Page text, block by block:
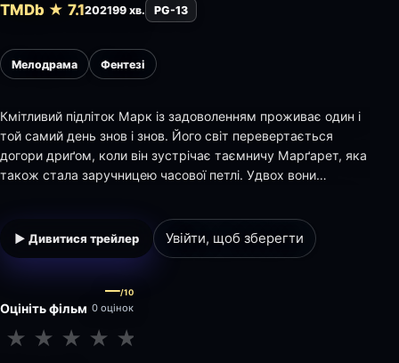
TMDb ★ 7.1202199 хв. PG-13
Мелодрама Фентезі
Кмітливий підліток Марк із задоволенням проживає один і
той самий день знов і знов. Його світ перевертається
догори дриґом, коли він зустрічає таємничу Марґарет, яка
також стала заручницею часової петлі. Удвох вони
цього нескінченного дня, і вирішити,…
▶ Дивитися трейлер Увійти, щоб зберегти
Оцініть фільм
—/10
0 оцінок
★ ★ ★ ★ ★